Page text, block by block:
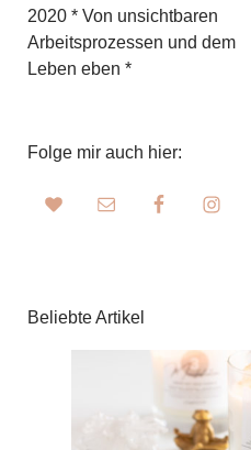
2020 * Von unsichtbaren
Arbeitsprozessen und dem
Leben eben *
Folge mir auch hier:
Beliebte Artikel